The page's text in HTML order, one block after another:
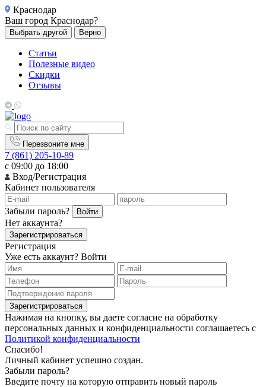
Краснодар
Ваш город Краснодар?
Выбрать другой Верно
Статьи
Полезные видео
Скидки
Отзывы
Перезвоните мне
7 (861) 205-10-89
с 09:00 до 18:00
Вход/Регистрация
Кабинет пользователя
Забыли пароль? Войти
Нет аккаунта?
Зарегистрироваться
Регистрация
Уже есть аккаунт? Войти
Зарегистрироваться
Нажимая на кнопку, вы даете согласие на обработку
персональных данных и конфиденциальности соглашаетесь с
Политикой конфиденциальности
Спасибо!
Личный кабинет успешно создан.
Забыли пароль?
Введите почту на которую отправить новый пароль